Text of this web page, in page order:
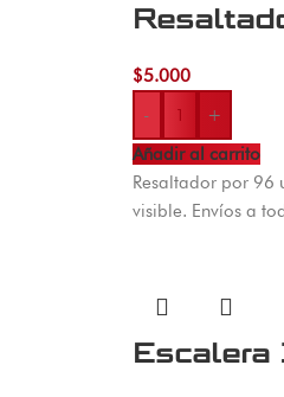
$5.000
-
+
Añadir al carrito
Resaltador por 96
visible. Envíos a
Escalera